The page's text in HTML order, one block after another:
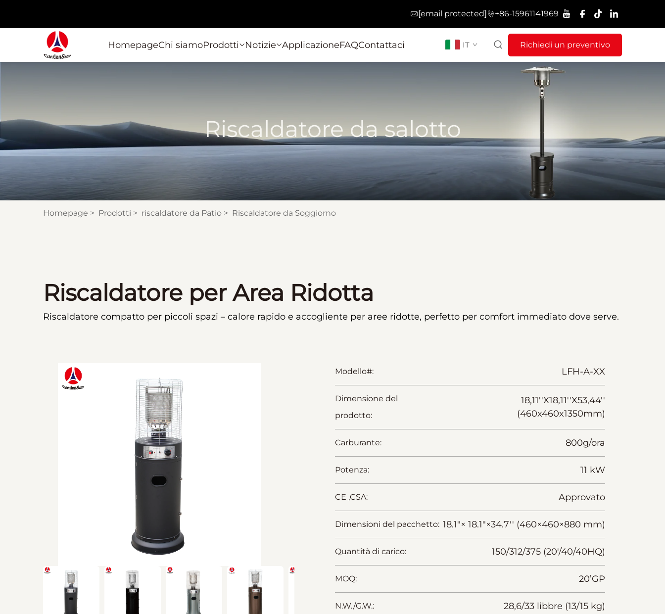
[email protected] +86-15961141969
HomepageChi siamoProdotti Notizie ApplicazioneFAQContattaci IT Richiedi un preventivo
Riscaldatore da salotto
Homepage > Prodotti > riscaldatore da Patio > Riscaldatore da Soggiorno
Riscaldatore per Area Ridotta
Riscaldatore compatto per piccoli spazi – calore rapido e accogliente per aree ridotte, perfetto per comfort immediato dove serve.
Modello#: LFH-A-XX
Dimensione del
prodotto:
18,11''X18,11''X53,44''
(460x460x1350mm)
Carburante: 800g/ora
Potenza: 11 kW
CE ,CSA: Approvato
Dimensioni del pacchetto: 18.1"× 18.1"×34.7'' (460×460×880 mm)
Quantità di carico: 150/312/375 (20'/40/40HQ)
MOQ: 20’GP
N.W./G.W.: 28,6/33 libbre (13/15 kg)